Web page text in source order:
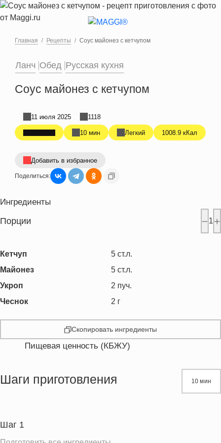
Перейти к основному содержанию
Главная Рецепты Соус майонез с кетчупом
Ланч Обед Русская кухня
Соус майонез с кетчупом
10 мин Легкий 1008.9 кКал
11 июля 2025 1118
Добавить в избранное
Поделиться:
Ингредиенты
Порции 1
Кетчуп 5 ст.л.
Майонез
5 ст.л.
Укроп
2 пуч.
Чеснок
2 г
Скопировать ингредиенты
Пищевая ценность (КБЖУ)
Жиры
Пищевые волокна
Сахар
Шаги приготовления 10 мин
Шаг 1